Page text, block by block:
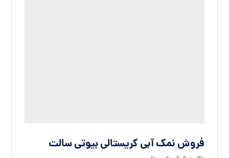
فروش نمک آبی کریستالی بیوتی سالت